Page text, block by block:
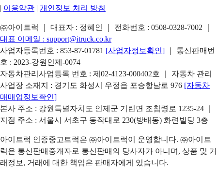
| 이용약관 | 개인정보 처리 방침
㈜아이트럭 ｜ 대표자 : 정혜인 ｜ 전화번호 : 0508-0328-7002
대표 이메일 : support@itruck.co.kr
사업자등록번호 : 853-87-01781 [사업자정보확인]
｜ 통신판매번
호 : 2023-강원인제-0074
자동차관리사업등록 번호 : 제02-4123-000402호 ｜ 자동차 관리
사업장 소재지 : 경기도 화성시 우정읍 포승항남로 976 [자동차
매매업정보확인]
본사 주소 : 강원특별자치도 인제군 기린면 조침령로 1235-24 ｜
지점 주소 : 서울시 서초구 동작대로 230(방배동) 화련빌딩 3층
아이트럭 인증중고트럭은 ㈜아이트럭이 운영합니다. ㈜아이트
럭은 통신판매중개자로 통신판매의 당사자가 아니며, 상품 및 거
래정보, 거래에 대한 책임은 판매자에게 있습니다.